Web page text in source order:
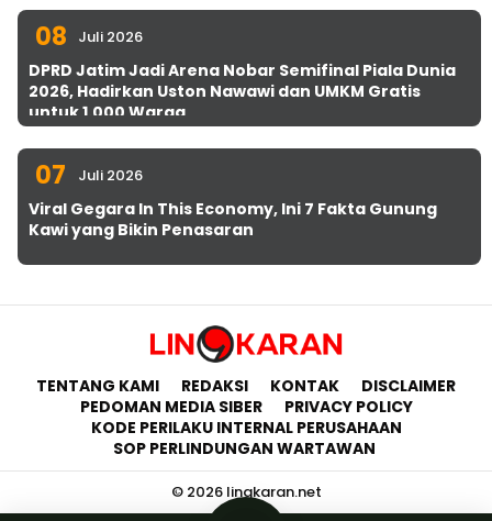
08 Juli 2026
DPRD Jatim Jadi Arena Nobar Semifinal Piala Dunia
2026, Hadirkan Uston Nawawi dan UMKM Gratis
untuk 1.000 Warga
07 Juli 2026
Viral Gegara In This Economy, Ini 7 Fakta Gunung
Kawi yang Bikin Penasaran
TENTANG KAMI REDAKSI KONTAK
DISCLAIMER
PEDOMAN MEDIA SIBER
PRIVACY POLICY
KODE PERILAKU INTERNAL PERUSAHAAN
SOP PERLINDUNGAN WARTAWAN
© 2026 lingkaran.net